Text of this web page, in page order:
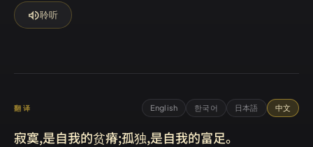
volume_up聆听
翻译 English 한국어 日本語 中文
寂寞,是自我的贫瘠;孤独,是自我的富足。